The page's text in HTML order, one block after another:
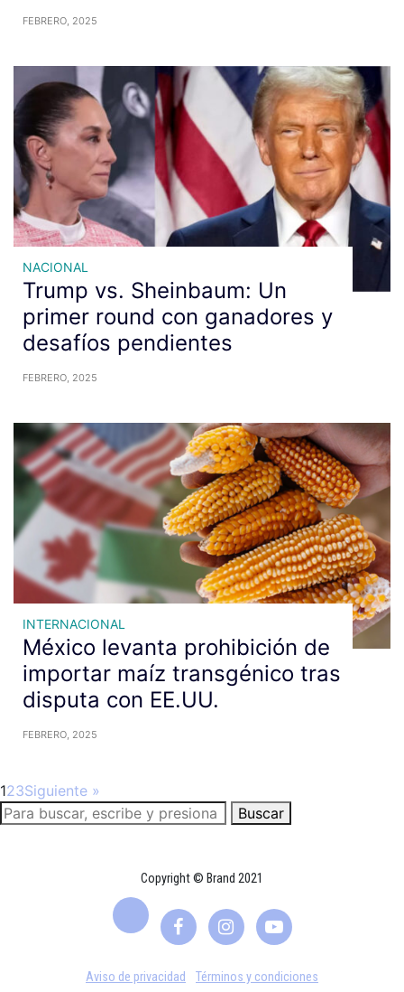
FEBRERO, 2025
NACIONAL
Trump vs. Sheinbaum: Un
primer round con ganadores y
desafíos pendientes
FEBRERO, 2025
INTERNACIONAL
México levanta prohibición de
importar maíz transgénico tras
disputa con EE.UU.
FEBRERO, 2025
123Siguiente »
Buscar
Copyright © Brand 2021
Aviso de privacidad Términos y condiciones